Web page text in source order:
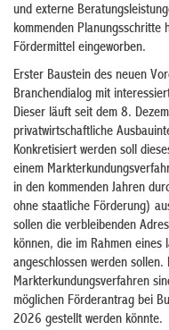
und externe
kommenden
Fördermittel eingeworben.
Erster Baustein des neuen
Branchendialog mit
Dieser läuft seit dem 8.
privatwirtschaftliche
Konkretisiert werden soll
einem
in den kommenden Jahren
ohne staatliche Förderung)
sollen die verbleibenden
können, die im Rahmen
angeschlossen werden
Markterkundungsverfahren
möglichen Förderantrag bei
2026 gestellt werden könnte.